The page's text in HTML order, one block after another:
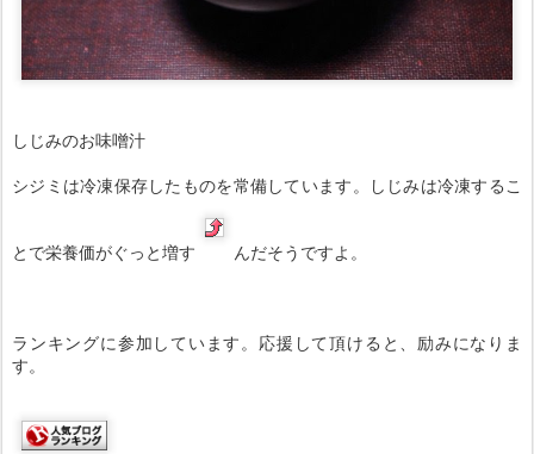
しじみのお味噌汁
シジミは冷凍保存したものを常備しています。しじみは冷凍するこ
とで栄養価がぐっと増す んだそうですよ。
ランキングに参加しています。応援して頂けると、励みになりま
す。